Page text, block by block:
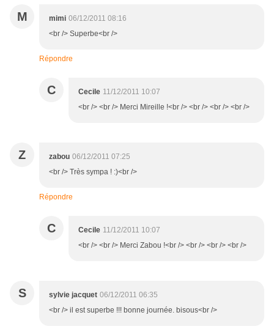
M mimi 06/12/2011 08:16
<br /> Superbe<br />
Répondre
C Cecile 11/12/2011 10:07
<br /> <br /> Merci Mireille !<br /> <br /> <br /> <br />
Z zabou 06/12/2011 07:25
<br /> Très sympa ! :)<br />
Répondre
C Cecile 11/12/2011 10:07
<br /> <br /> Merci Zabou !<br /> <br /> <br /> <br />
S sylvie jacquet 06/12/2011 06:35
<br /> il est superbe !!! bonne journée. bisous<br />